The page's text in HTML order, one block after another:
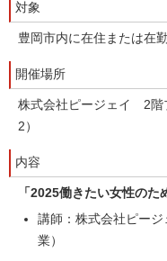
対象
豊岡市内に在住または在
開催場所
株式会社ピージェイ 2階
2）
内容
「2025働きたい女性のた
講師：株式会社ピー
業）